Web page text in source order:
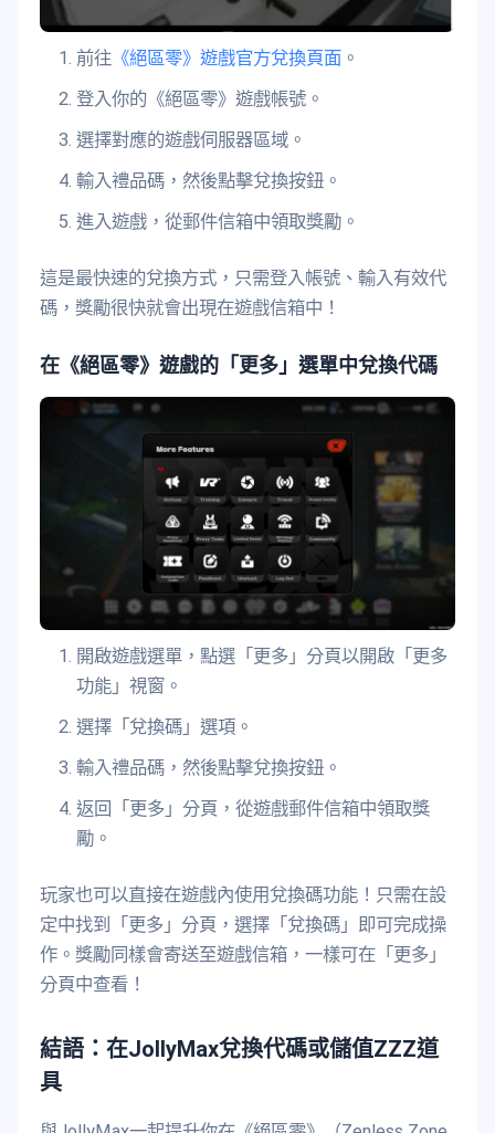
前往《絕區零》遊戲官方兌換頁面。
登入你的《絕區零》遊戲帳號。
選擇對應的遊戲伺服器區域。
輸入禮品碼，然後點擊兌換按鈕。
進入遊戲，從郵件信箱中領取獎勵。
這是最快速的兌換方式，只需登入帳號、輸入有效代
碼，獎勵很快就會出現在遊戲信箱中！
在《絕區零》遊戲的「更多」選單中兌換代碼
開啟遊戲選單，點選「更多」分頁以開啟「更多
功能」視窗。
選擇「兌換碼」選項。
輸入禮品碼，然後點擊兌換按鈕。
返回「更多」分頁，從遊戲郵件信箱中領取獎
勵。
玩家也可以直接在遊戲內使用兌換碼功能！只需在設
定中找到「更多」分頁，選擇「兌換碼」即可完成操
作。獎勵同樣會寄送至遊戲信箱，一樣可在「更多」
分頁中查看！
結語：在JollyMax兌換代碼或儲值ZZZ道
具